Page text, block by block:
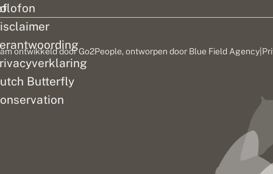
Butterfly
ontwikkeld doorGo2People, ontworpen door Blue Field Agency